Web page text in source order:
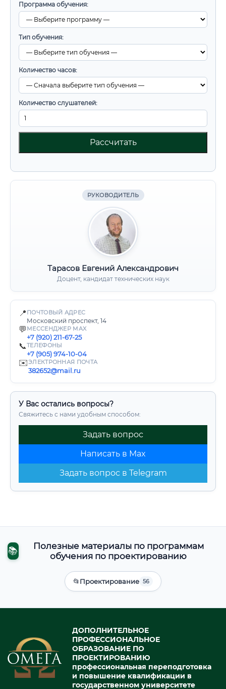
Программа обучения:
Тип обучения:
Количество часов:
Количество слушателей:
Рассчитать
РУКОВОДИТЕЛЬ
Тарасов Евгений Александрович
Доцент, кандидат технических наук
📍 ПОЧТОВЫЙ АДРЕС
Московский проспект, 14
💬 МЕССЕНДЖЕР MAX
+7 (920) 211-67-25
📞ТЕЛЕФОНЫ
+7 (905) 974-10-04
✉️ЭЛЕКТРОННАЯ ПОЧТА
382652@mail.ru
У Вас остались вопросы?
Свяжитесь с нами удобным способом:
Задать вопрос
Написать в Max
Задать вопрос в Telegram
📚
Полезные материалы по программам
обучения по проектированию
📂Проектирование 56
ДОПОЛНИТЕЛЬНОЕ
ПРОФЕССИОНАЛЬНОЕ
ОБРАЗОВАНИЕ ПО
ПРОЕКТИРОВАНИЮ
профессиональная переподготовка
и повышение квалификации в
государственном университете